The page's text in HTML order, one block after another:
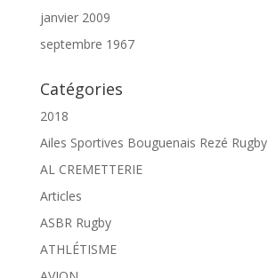
janvier 2009
septembre 1967
Catégories
2018
Ailes Sportives Bouguenais Rezé Rugby
AL CREMETTERIE
Articles
ASBR Rugby
ATHLÉTISME